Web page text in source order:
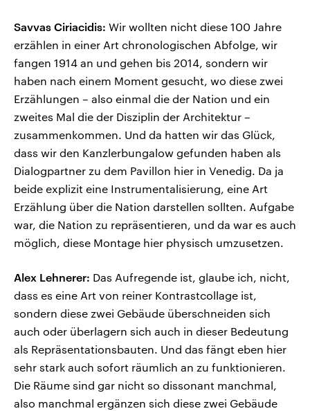
Savvas Ciriacidis: Wir wollten nicht diese 100 Jahre
erzählen in einer Art chronologischen Abfolge, wir
fangen 1914 an und gehen bis 2014, sondern wir
haben nach einem Moment gesucht, wo diese zwei
Erzählungen – also einmal die der Nation und ein
zweites Mal die der Disziplin der Architektur –
zusammenkommen. Und da hatten wir das Glück,
dass wir den Kanzlerbungalow gefunden haben als
Dialogpartner zu dem Pavillon hier in Venedig. Da ja
beide explizit eine Instrumentalisierung, eine Art
Erzählung über die Nation darstellen sollten. Aufgabe
war, die Nation zu repräsentieren, und da war es auch
möglich, diese Montage hier physisch umzusetzen.
Alex Lehnerer: Das Aufregende ist, glaube ich, nicht,
dass es eine Art von reiner Kontrastcollage ist,
sondern diese zwei Gebäude überschneiden sich
auch oder überlagern sich auch in dieser Bedeutung
als Repräsentationsbauten. Und das fängt eben hier
sehr stark auch sofort räumlich an zu funktionieren.
Die Räume sind gar nicht so dissonant manchmal,
also manchmal ergänzen sich diese zwei Gebäude